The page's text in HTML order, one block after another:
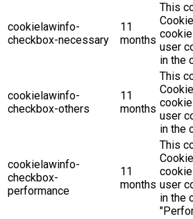
cookielawinfo-
checkbox-necessary
11
months
This
user
in the
cookielawinfo-
checkbox-others
11
months
This
user
in the
cookielawinfo-
checkbox-
performance
11
months
This
user
in the